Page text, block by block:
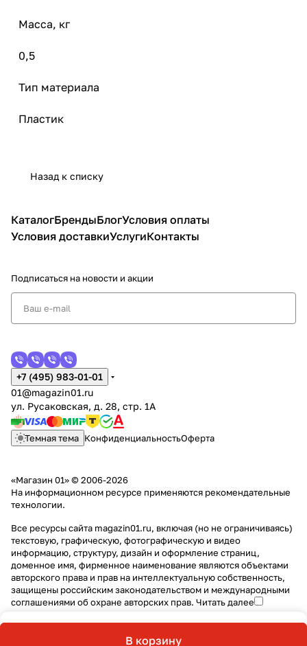
Масса, кг
0,5
Тип материала
Пластик
Назад к списку
В корзину
КаталогБрендыБлогУсловия оплаты
Условия доставкиУслугиКонтакты
Подписаться на новости и акции
+7 (495) 983-01-01
01@magazin01.ru
ул. Русаковская, д. 28, стр. 1А
Темная тема КонфиденциальностьОферта
«Магазин 01» © 2006-2026
На информационном ресурсе применяются рекомендательные
технологии.
Все ресурсы сайта magazin01.ru, включая (но не ограничиваясь)
текстовую, графическую, фотографическую и видео
информацию, структуру, дизайн и оформление страниц,
доменное имя, фирменное наименование являются объектами
авторского права и прав на интеллектуальную собственность,
защищены российским законодательством и международными
соглашениями об охране авторских прав. Читать далее